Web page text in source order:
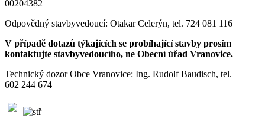
00204382
Odpovědný stavbyvedoucí: Otakar Celerýn, tel. 724 081 116
V případě dotazů týkajících se probíhající stavby prosím
kontaktujte stavbyvedoucího, ne Obecní úřad Vranovice.
Technický dozor Obce Vranovice: Ing. Rudolf Baudisch, tel.
602 244 674